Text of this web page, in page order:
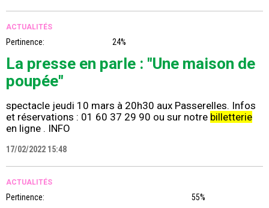
ACTUALITÉS
Pertinence: 24%
La presse en parle : "Une maison de
poupée"
spectacle jeudi 10 mars à 20h30 aux Passerelles. Infos
et réservations : 01 60 37 29 90 ou sur notre billetterie
en ligne . INFO
17/02/2022 15:48
ACTUALITÉS
Pertinence: 55%